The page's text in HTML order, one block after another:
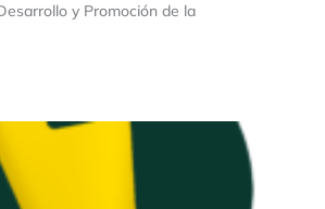
y Promoción de la